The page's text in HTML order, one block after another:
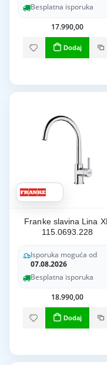
Besplatna isporuka
17.990,00
Dodaj
Franke slavina Lina XL
115.0693.228
Isporuka moguća od
07.08.2026
Besplatna isporuka
18.990,00
Dodaj